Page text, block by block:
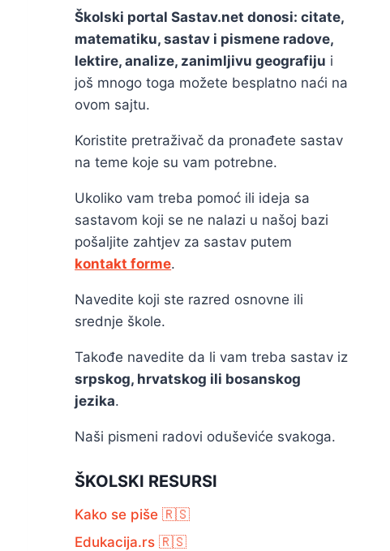
Školski portal Sastav.net donosi: citate,
matematiku, sastav i pismene radove,
lektire, analize, zanimljivu geografiju i
još mnogo toga možete besplatno naći na
ovom sajtu.
Koristite pretraživač da pronađete sastav
na teme koje su vam potrebne.
Ukoliko vam treba pomoć ili ideja sa
sastavom koji se ne nalazi u našoj bazi
pošaljite zahtjev za sastav putem
kontakt forme.
Navedite koji ste razred osnovne ili
srednje škole.
Takođe navedite da li vam treba sastav iz
srpskog, hrvatskog ili bosanskog
jezika.
Naši pismeni radovi oduševiće svakoga.
ŠKOLSKI RESURSI
Kako se piše 🇷🇸
Edukacija.rs 🇷🇸